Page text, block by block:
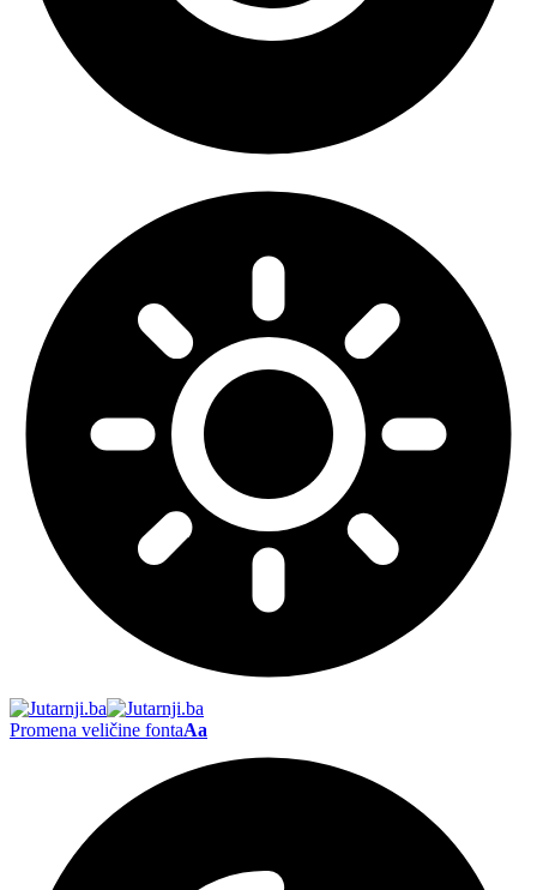
Promena veličine fontaAa